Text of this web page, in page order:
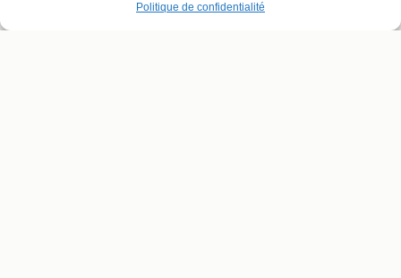
Politique de confidentialité